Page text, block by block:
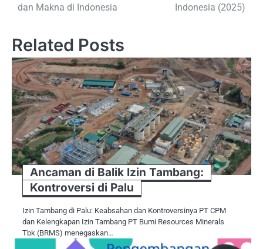
dan Makna di Indonesia
Indonesia (2025)
Related Posts
Ancaman di Balik Izin Tambang:
Kontroversi di Palu
Izin Tambang di Palu: Keabsahan dan Kontroversinya PT CPM
dan Kelengkapan Izin Tambang PT Bumi Resources Minerals
Tbk (BRMS) menegaskan…